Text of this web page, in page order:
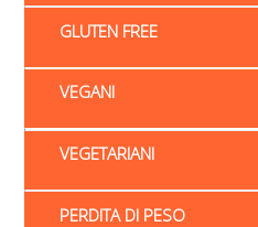
GLUTEN FREE
VEGANI
VEGETARIANI
PERDITA DI PESO